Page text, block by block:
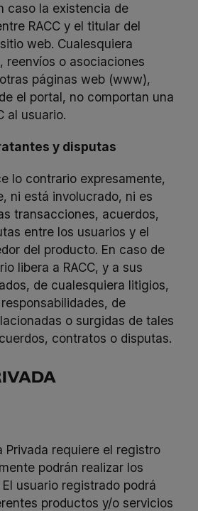
caso la existencia de
RACC y el titular del
web. Cualesquiera
reenvíos o asociaciones
páginas web (www),
el portal, no comportan una
al usuario.
y disputas
lo contrario expresamente,
ni está involucrado, ni es
transacciones, acuerdos,
entre los usuarios y el
del producto. En caso de
libera a RACC, y a sus
de cualesquiera litigios,
de
o surgidas de tales
contratos o disputas.
Privada requiere el registro
podrán realizar los
El usuario registrado podrá
productos y/o servicios